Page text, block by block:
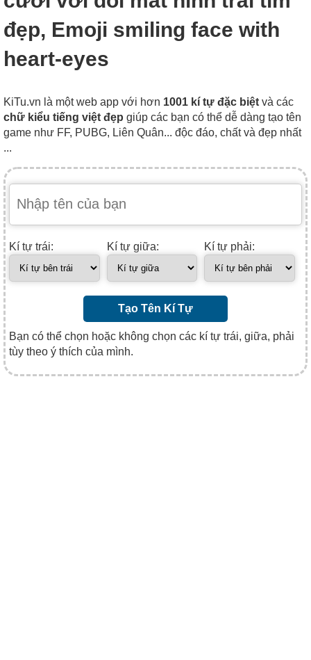
đẹp, Emoji smiling face with
heart-eyes
KiTu.vn là một web app với hơn 1001 kí tự đặc biệt và các
chữ kiểu tiếng việt đẹp giúp các bạn có thể dễ dàng tạo tên
game như FF, PUBG, Liên Quân... độc đáo, chất và đẹp nhất
...
Kí tự trái: Kí tự giữa: Kí tự phải:
Tạo Tên Kí Tự
Bạn có thể chọn hoặc không chọn các kí tự trái, giữa, phải
tùy theo ý thích của mình.